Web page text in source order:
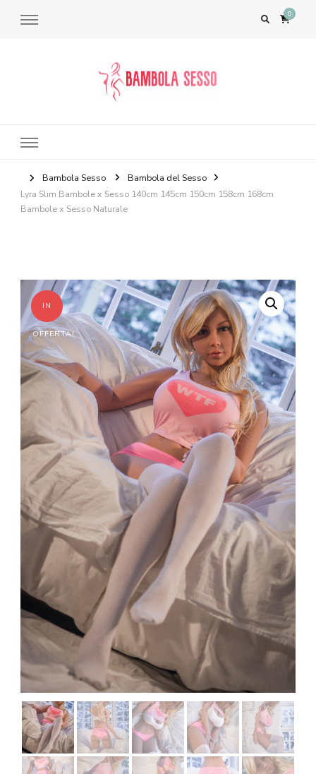
0
Bambola Sesso
Bambola del Sesso
Lyra Slim Bambole x Sesso 140cm 145cm 150cm 158cm 168cm
Bambole x Sesso Naturale
IN
OFFERTA!